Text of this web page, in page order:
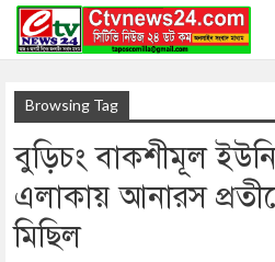
Browsing Tag
বুড়িচং বাকশীমূল
এলাকায় আনারস
মিছিল